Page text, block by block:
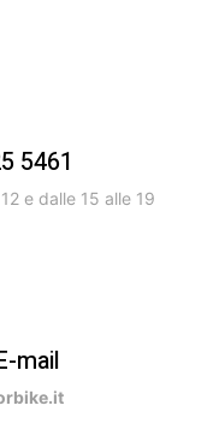
5461
e dalle 15 alle 19
mail